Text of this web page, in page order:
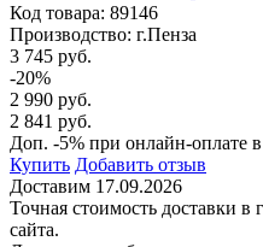
Код товара: 89146
Производство: г.Пенза
3 745 руб.
-20%
2 990 руб.
2 841 руб.
Доп. -5% при онлайн-оплате
Купить Добавить отзыв
Доставим 17.09.2026
Точная стоимость доставки в
сайта.